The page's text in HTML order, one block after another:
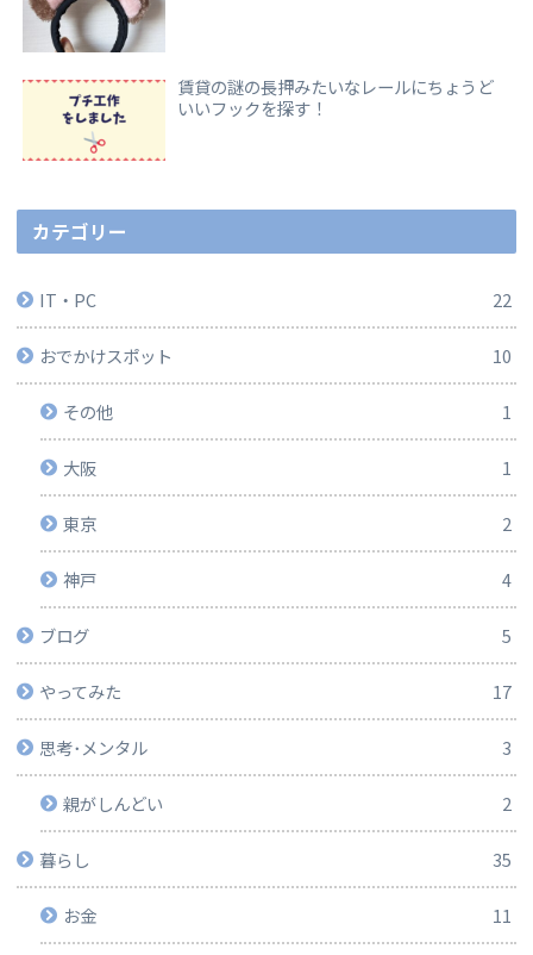
賃貸の謎の長押みたいなレールにちょうど
いいフックを探す！
カテゴリー
IT・PC 22
おでかけスポット 10
その他 1
大阪 1
東京 2
神戸 4
ブログ 5
やってみた 17
思考･メンタル 3
親がしんどい 2
暮らし 35
お金 11